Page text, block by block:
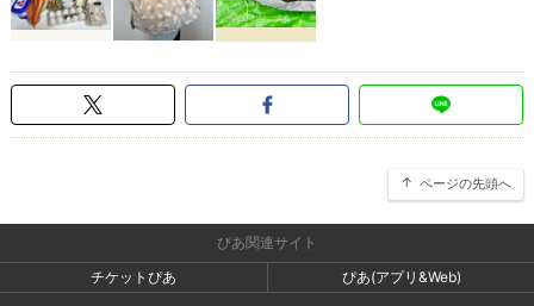
ページの先頭へ
ぴあ関連サイト
チケットぴあ
ぴあ(アプリ&Web)